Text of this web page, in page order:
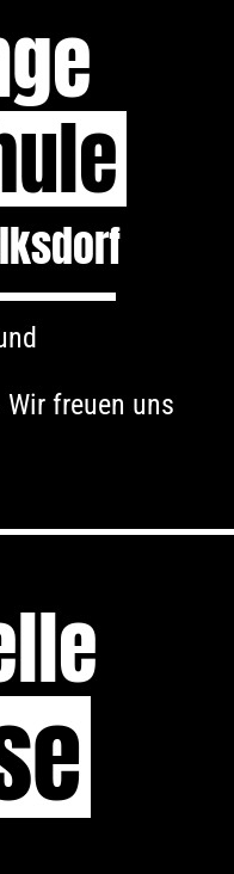
freuen uns